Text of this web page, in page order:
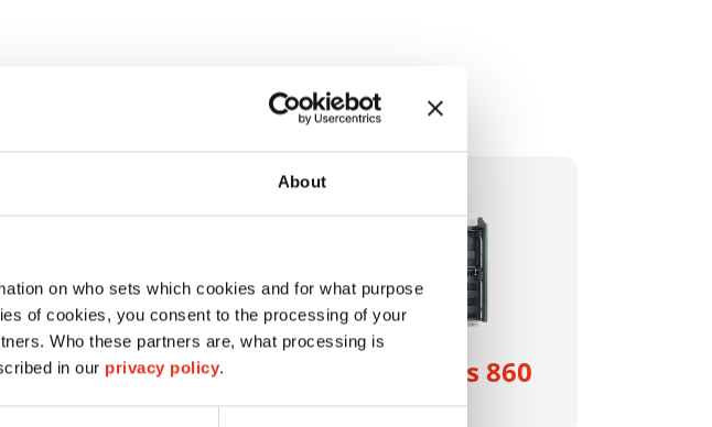
About
on who sets which cookies and for what purpose
of cookies, you consent to the processing of your
Who these partners are, what processing is
in our privacy policy.
HSM V-Press 860
eco
HSM V-Press 860
max